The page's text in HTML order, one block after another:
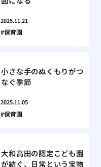
2025.11.21
保育園
小さな手のぬくもりがつ
なぐ季節
2025.11.05
保育園
大和高田の認定こども園
が紡ぐ、日常という宝物